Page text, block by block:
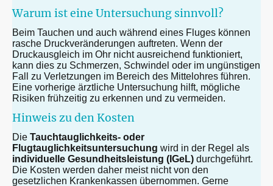
Warum ist eine Untersuchung sinnvoll?
Beim Tauchen und auch während eines Fluges können
rasche Druckveränderungen auftreten. Wenn der
Druckausgleich im Ohr nicht ausreichend funktioniert,
kann dies zu Schmerzen, Schwindel oder im ungünstigen
Fall zu Verletzungen im Bereich des Mittelohres führen.
Eine vorherige ärztliche Untersuchung hilft, mögliche
Risiken frühzeitig zu erkennen und zu vermeiden.
Hinweis zu den Kosten
Die Tauchtauglichkeits- oder
Flugtauglichkeitsuntersuchung wird in der Regel als
individuelle Gesundheitsleistung (IGeL) durchgeführt.
Die Kosten werden daher meist nicht von den
gesetzlichen Krankenkassen übernommen. Gerne